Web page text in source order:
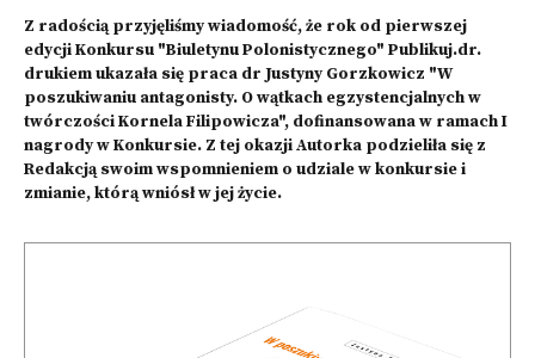
Z radością przyjęliśmy wiadomość, że rok od pierwszej
edycji Konkursu "Biuletynu Polonistycznego" Publikuj.dr.
drukiem ukazała się praca dr Justyny Gorzkowicz "W
poszukiwaniu antagonisty. O wątkach egzystencjalnych w
twórczości Kornela Filipowicza", dofinansowana w ramach I
nagrody w Konkursie. Z tej okazji Autorka podzieliła się z
Redakcją swoim wspomnieniem o udziale w konkursie i
zmianie, którą wniósł w jej życie.